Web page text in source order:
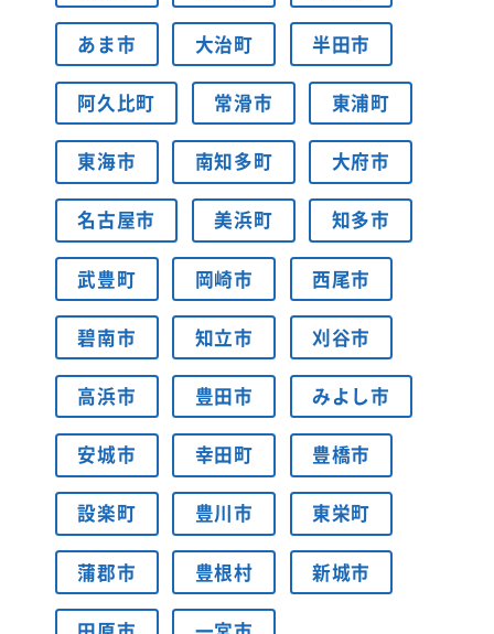
あま市 大治町 半田市
阿久比町 常滑市 東浦町
東海市 南知多町 大府市
名古屋市 美浜町 知多市
武豊町 岡崎市 西尾市
碧南市 知立市 刈谷市
高浜市 豊田市 みよし市
安城市 幸田町 豊橋市
設楽町 豊川市 東栄町
蒲郡市 豊根村 新城市